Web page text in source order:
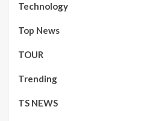
Technology
Top News
TOUR
Trending
TS NEWS